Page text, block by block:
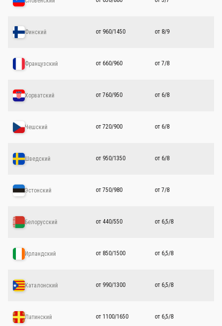
Финский от 960/1450 от 8/9
Французский от 660/960 от 7/8
Хорватский от 760/950 от 6/8
Чешский от 720/900 от 6/8
Шведский от 950/1350 от 6/8
Эстонский от 750/980 от 7/8
Белорусский от 440/550 от 6,5/8
Ирландский от 850/1500 от 6,5/8
Каталонский от 990/1300 от 6,5/8
Латинский от 1100/1650 от 6,5/8